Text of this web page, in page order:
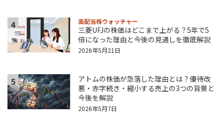
4 高配当株ウォッチャー
三菱UFJの株価はどこまで上がる？5年で5
倍になった理由と今後の見通しを徹底解説
2026年5月21日
5
アトムの株価が急落した理由とは？優待改
悪・赤字続き・縮小する売上の3つの背景と
今後を解説
2026年5月7日